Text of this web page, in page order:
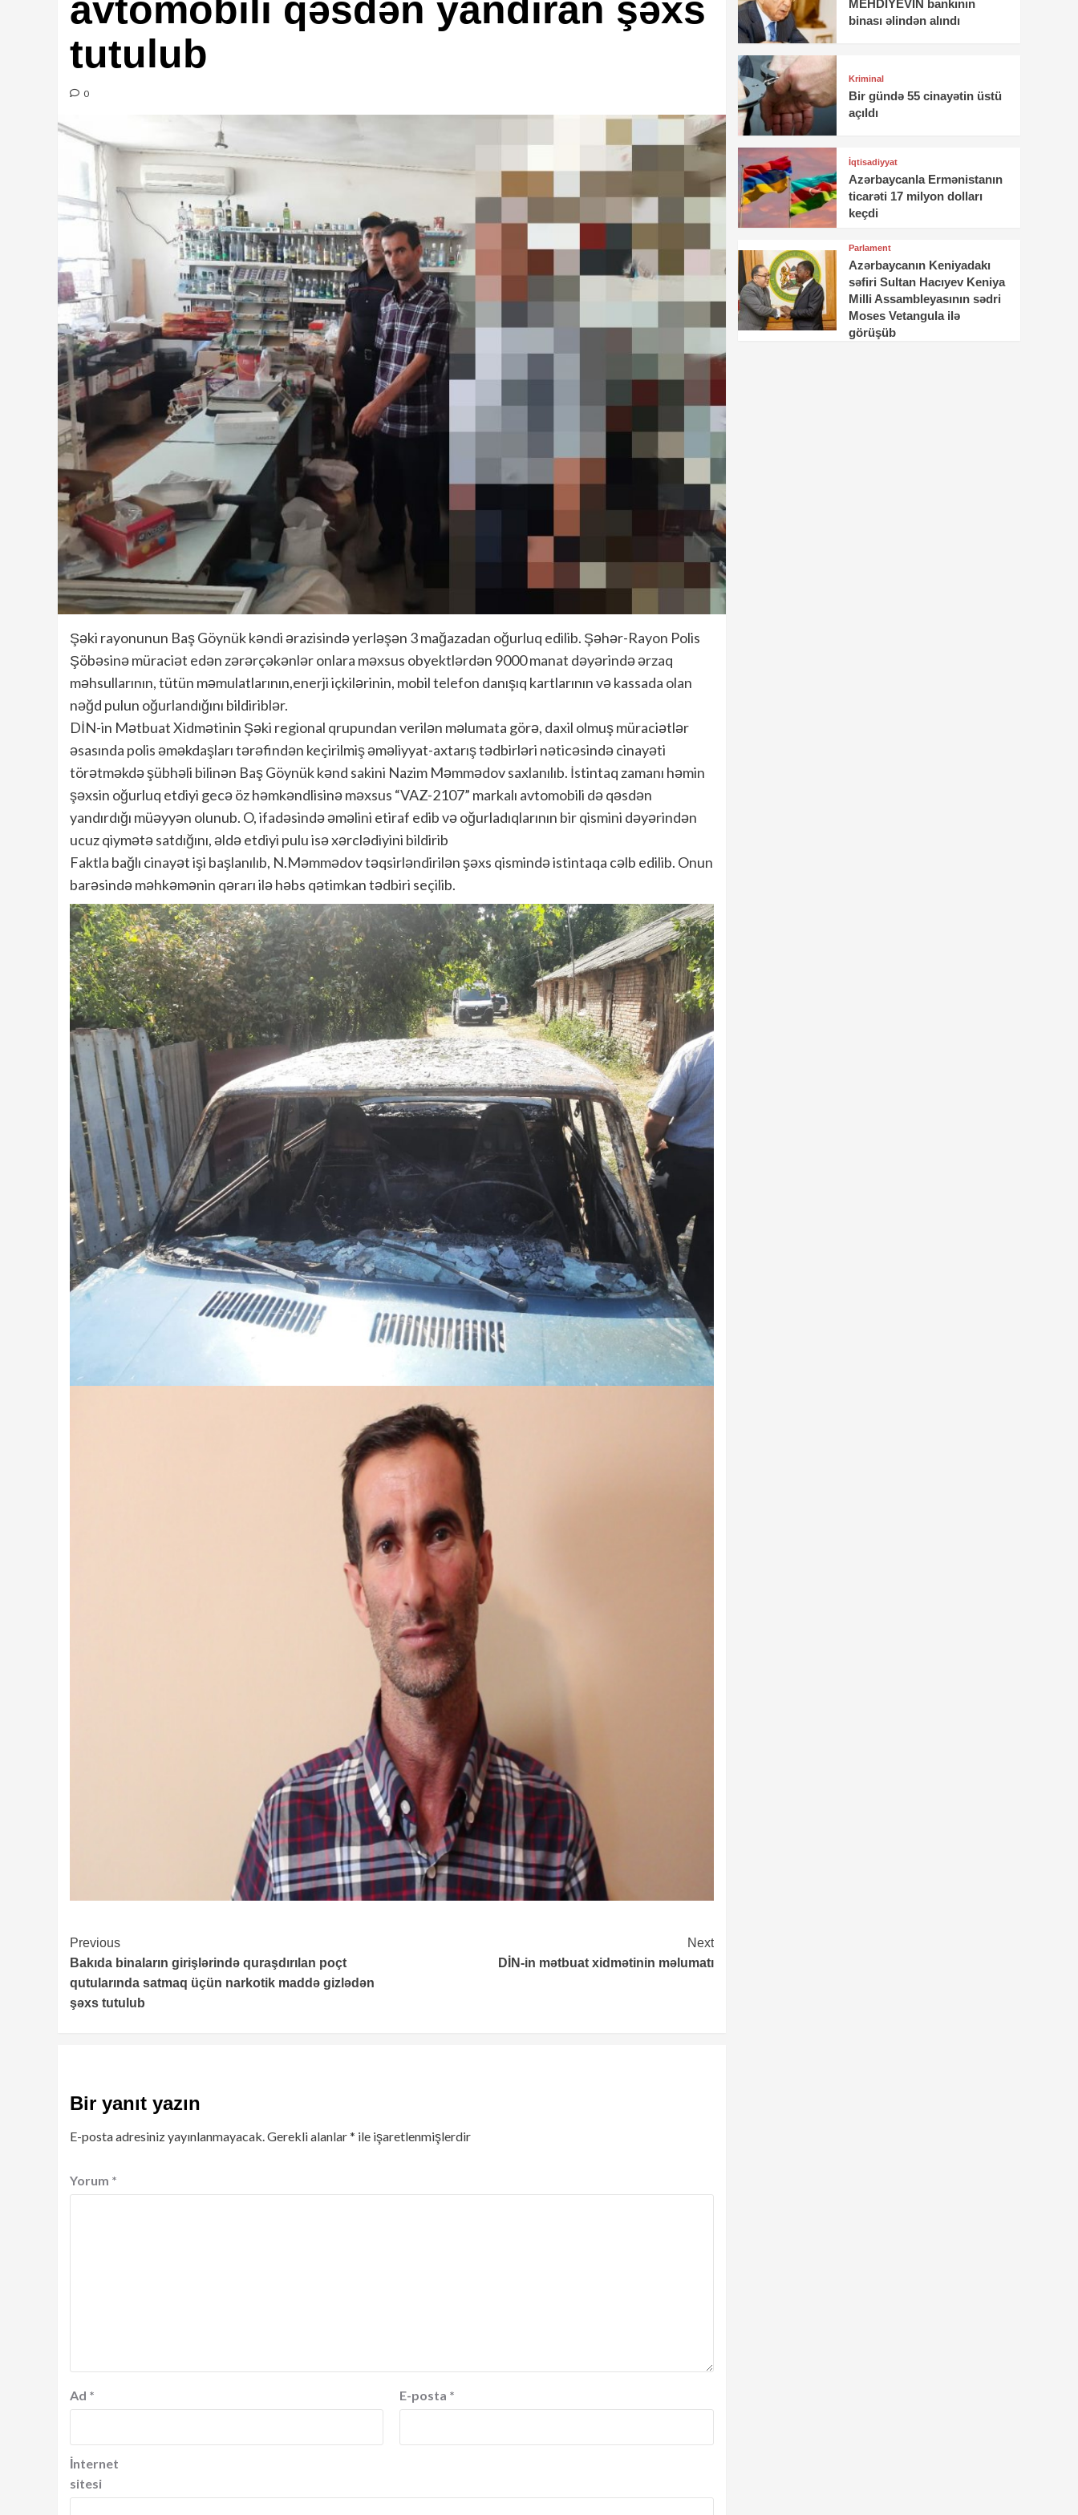
avtomobili qəsdən yandıran şəxs
tutulub
0
Şəki rayonunun Baş Göynük kəndi ərazisində yerləşən 3 mağazadan oğurluq edilib. Şəhər-Rayon Polis
Şöbəsinə müraciət edən zərərçəkənlər onlara məxsus obyektlərdən 9000 manat dəyərində ərzaq
məhsullarının, tütün məmulatlarının,enerji içkilərinin, mobil telefon danışıq kartlarının və kassada olan
nəğd pulun oğurlandığını bildiriblər.
DİN-in Mətbuat Xidmətinin Şəki regional qrupundan verilən məlumata görə, daxil olmuş müraciətlər
əsasında polis əməkdaşları tərəfindən keçirilmiş əməliyyat-axtarış tədbirləri nəticəsində cinayəti
törətməkdə şübhəli bilinən Baş Göynük kənd sakini Nazim Məmmədov saxlanılıb. İstintaq zamanı həmin
şəxsin oğurluq etdiyi gecə öz həmkəndlisinə məxsus “VAZ-2107” markalı avtomobili də qəsdən
yandırdığı müəyyən olunub. O, ifadəsində əməlini etiraf edib və oğurladıqlarının bir qismini dəyərindən
ucuz qiymətə satdığını, əldə etdiyi pulu isə xərclədiyini bildirib
Faktla bağlı cinayət işi başlanılıb, N.Məmmədov təqsirləndirilən şəxs qismində istintaqa cəlb edilib. Onun
barəsində məhkəmənin qərarı ilə həbs qətimkan tədbiri seçilib.
Continue
Reading
Previous
Bakıda binaların girişlərində quraşdırılan poçt
qutularında satmaq üçün narkotik maddə gizlədən
şəxs tutulub
Next
DİN-in mətbuat xidmətinin məlumatı
Bir yanıt yazın
E-posta adresiniz yayınlanmayacak. Gerekli alanlar* ile işaretlenmişlerdir
Yorum *
Ad * E-posta *
İnternet
sitesi
MEHDİYEVİN bankının
binası əlindən alındı
Kriminal
Bir gündə 55 cinayətin üstü
açıldı
İqtisadiyyat
Azərbaycanla Ermənistanın
ticarəti 17 milyon dolları
keçdi
Parlament
Azərbaycanın Keniyadakı
səfiri Sultan Hacıyev Keniya
Milli Assambleyasının sədri
Moses Vetangula ilə
görüşüb